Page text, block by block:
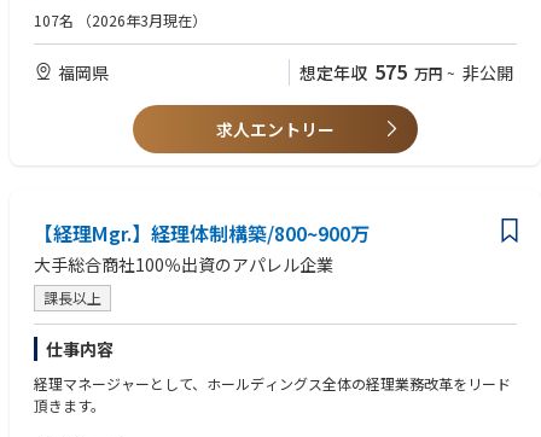
107名 （2026年3月現在）
福岡県 想定年収 575 万円 ~ 非公開
求人エントリー
【経理Mgr.】経理体制構築/800~900万
大手総合商社100％出資のアパレル企業
課長以上
仕事内容
経理マネージャーとして、ホールディングス全体の経理業務改革をリード
頂きます。